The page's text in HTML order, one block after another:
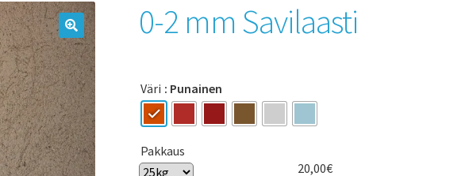
0-2 mm Savilaasti
Väri : Punainen
Pakkaus
20,00€